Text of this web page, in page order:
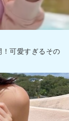
可愛すぎるその